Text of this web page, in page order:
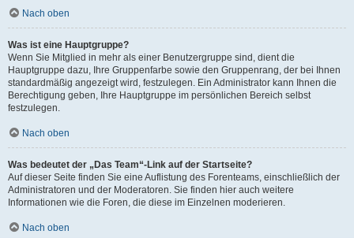
Nach oben
Was ist eine Hauptgruppe?
Wenn Sie Mitglied in mehr als einer Benutzergruppe sind, dient die
Hauptgruppe dazu, Ihre Gruppenfarbe sowie den Gruppenrang, der bei Ihnen
standardmäßig angezeigt wird, festzulegen. Ein Administrator kann Ihnen die
Berechtigung geben, Ihre Hauptgruppe im persönlichen Bereich selbst
festzulegen.
Nach oben
Was bedeutet der „Das Team“-Link auf der Startseite?
Auf dieser Seite finden Sie eine Auflistung des Forenteams, einschließlich der
Administratoren und der Moderatoren. Sie finden hier auch weitere
Informationen wie die Foren, die diese im Einzelnen moderieren.
Nach oben